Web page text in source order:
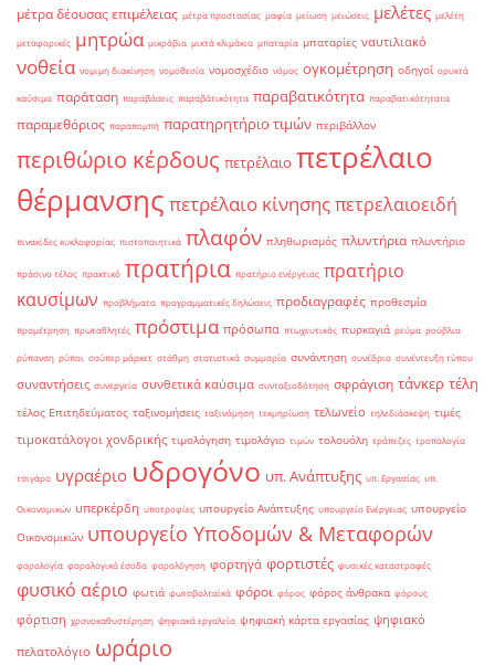
μέτρα δέουσας επιμέλειας μέτρα προστασίας μαφία μείωση μειώσεις μελέτες μελέτη
μεταφορικές μητρώα μικρόβια μικτά κλιμάκια μπαταρία μπαταρίες ναυτιλιακό
νοθεία νομιμη διακίνηση νομοθεσία νομοσχέδιο νόμος ογκομέτρηση οδηγοί ορυκτά
καύσιμα παράταση παραβάσεις παραβάτικότητα παραβατικότητα παραβατικότητατα
παραμεθόριος παραπομπή παρατηρητήριο τιμών περιβάλλον
περιθώριο κέρδους πετρέλαιο πετρέλαιο
θέρμανσης πετρέλαιο κίνησηςπετρελαιοειδή
πινακίδες κυκλοφορίας πιστοποιητικά πλαφόν πληθωρισμός πλυντήρια πλυντήριο
πράσινο τέλος πρακτικό πρατήρια πρατήριο ενέργειας πρατήριο
καυσίμων προβλήματα προγραμματικές δηλώσεις προδιαγραφές προθεσμία
προμέτρηση πρωταθλητές πρόστιμα πρόσωπα πτωχευτικός πυρκαγιά ρεύμα ρούβλια
ρύπανση ρύποι σούπερ μάρκετ στάθμη στατιστικά συμμορία συνάντηση συνέδριο συνέντευξη τύπου
συναντήσεις συνεργεία συνθετικά καύσιμα συνταξιοδότηση σφράγιση τάνκερ τέλη
τέλος Επιτηδεύματος ταξινομήσεις ταξινόμηση τεκμηρίωση τελωνείο τηλεδιάσκεψη τιμές
τιμοκατάλογοι χονδρικής τιμολόγηση τιμολόγιο τιμών τολουόλη τράπεζες τροπολογία
τσιγάρο υγραέριο υδρογόνο υπ. Ανάπτυξης υπ. Εργασίας υπ.
Οικονομικών υπερκέρδη υποτροφίες υπουργείο Ανάπτυξης υπουργείο Ενέργειας υπουργείο
Οικονομικών υπουργείο Υποδομών & Μεταφορών
φορολογία φορολογικά έσοδα φορολόγηση φορτηγά φορτιστές φυσικές καταστροφές
φυσικό αέριο φωτιά φωτοβολταϊκά φόροι φόρος φόρος άνθρακα φόρους
φόρτιση χρονοκαθυστέρηση ψηφιακά εργαλεία ψηφιακή κάρτα εργασίας ψηφιακό
πελατολόγιο ωράριο